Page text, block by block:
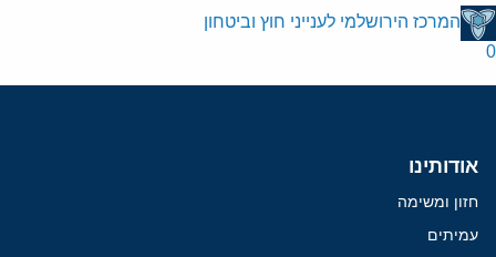
המרכז הירושלמי לענייני חוץ וביטחון
0
אודותינו
חזון ומשימה
עמיתים